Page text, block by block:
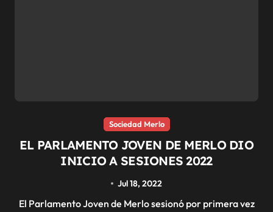
Sociedad Merlo
EL PARLAMENTO JOVEN DE MERLO DIO
INICIO A SESIONES 2022
Jul 18, 2022
El Parlamento Joven de Merlo sesionó por primera vez